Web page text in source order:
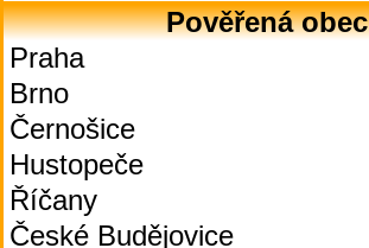
Pověřená obec
Praha
Brno
Černošice
Hustopeče
Říčany
České Budějovice